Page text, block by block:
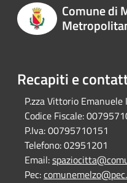
Comune di
Recapiti e
P.zza Vittorio
Codice Fiscale:
P.Iva:00795710151
Telefono:02951201
Email:
Pec: